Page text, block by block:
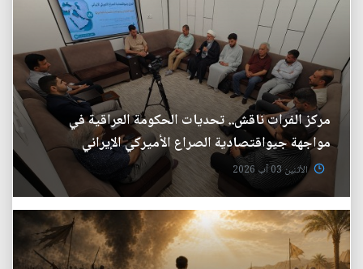
مركز الفرات ناقش.. تحديات الحكومة العراقية في
مواجهة جيواقتصادية الصراع الأميركي الإيراني
الأثنين 03 آب 2026